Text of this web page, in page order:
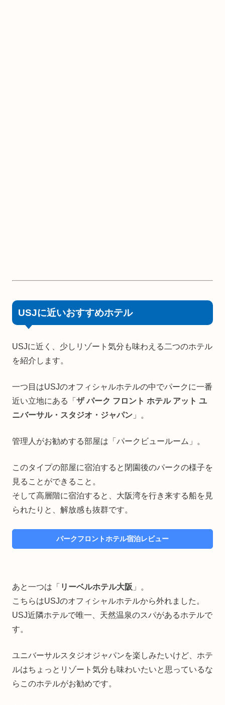
USJに近いおすすめホテル
USJに近く、少しリゾート気分も味わえる二つのホテル
を紹介します。
一つ目はUSJのオフィシャルホテルの中でパークに一番
近い立地にある「 ザ パーク フロント ホテル アット ユ
ニバーサル・スタジオ・ジャパン 」。
管理人がお勧めする部屋は「パークビュールーム」。
このタイプの部屋に宿泊すると閉園後のパークの様子を
見ることができること。
そして高層階に宿泊すると、大阪湾を行き来する船を見
られたりと、解放感も抜群です。
パークフロントホテル宿泊レビュー
あと一つは「 リーベルホテル大阪 」。
こちらはUSJのオフィシャルホテルから外れました。
USJ近隣ホテルで唯一、天然温泉のスパがあるホテルで
す。
ユニバーサルスタジオジャパンを楽しみたいけど、ホテ
ルはちょっとリゾート気分も味わいたいと思っているな
らこのホテルがお勧めです。